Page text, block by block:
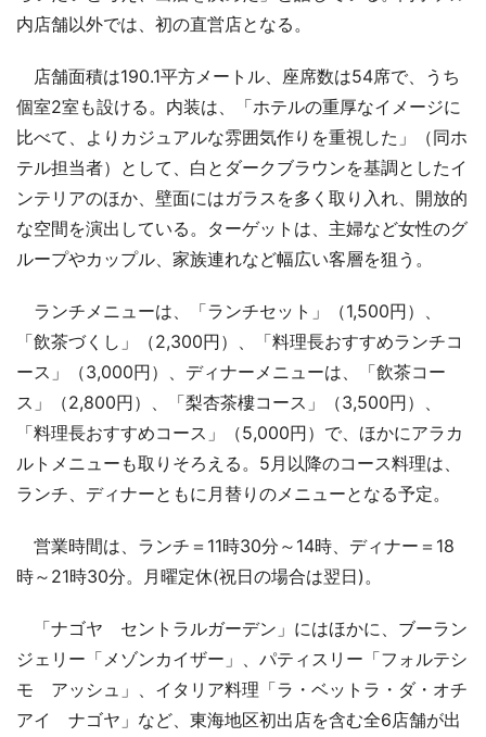
内店舗以外では、初の直営店となる。
店舗面積は190.1平方メートル、座席数は54席で、うち
個室2室も設ける。内装は、「ホテルの重厚なイメージに
比べて、よりカジュアルな雰囲気作りを重視した」（同ホ
テル担当者）として、白とダークブラウンを基調としたイ
ンテリアのほか、壁面にはガラスを多く取り入れ、開放的
な空間を演出している。ターゲットは、主婦など女性のグ
ループやカップル、家族連れなど幅広い客層を狙う。
ランチメニューは、「ランチセット」（1,500円）、
「飲茶づくし」（2,300円）、「料理長おすすめランチコ
ース」（3,000円）、ディナーメニューは、「飲茶コー
ス」（2,800円）、「梨杏茶樓コース」（3,500円）、
「料理長おすすめコース」（5,000円）で、ほかにアラカ
ルトメニューも取りそろえる。5月以降のコース料理は、
ランチ、ディナーともに月替りのメニューとなる予定。
営業時間は、ランチ＝11時30分～14時、ディナー＝18
時～21時30分。月曜定休(祝日の場合は翌日)。
「ナゴヤ セントラルガーデン」にはほかに、ブーラン
ジェリー「メゾンカイザー」、パティスリー「フォルテシ
モ アッシュ」、イタリア料理「ラ・ベットラ・ダ・オチ
アイ ナゴヤ」など、東海地区初出店を含む全6店舗が出